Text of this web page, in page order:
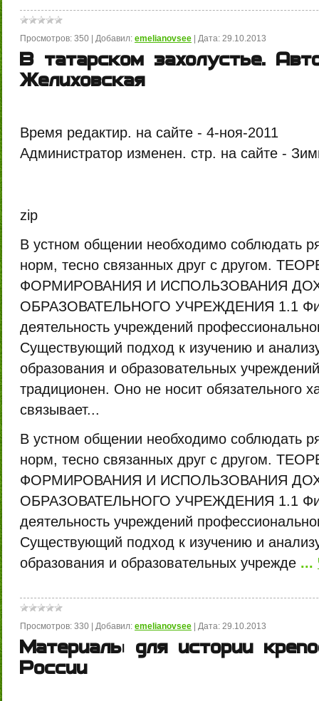
Просмотров: 350 Добавил: emelianovsee Дата: 29.10.2013
В татарском захолустье.
Желиховская
Время редактир. на сайте - 4-ноя-2011
Администратор изменен. стр. на сайте -
zip
В устном общении необходимо соблюдать
норм, тесно связанных друг с другом.
ФОРМИРОВАНИЯ И ИСПОЛЬЗОВАНИЯ
ОБРАЗОВАТЕЛЬНОГО УЧРЕЖДЕНИЯ 1.1
деятельность учреждений
Существующий подход к изучению и
образования и образовательных
традиционен. Оно не носит обязательного
связывает...
В устном общении необходимо соблюдать
норм, тесно связанных друг с другом.
ФОРМИРОВАНИЯ И ИСПОЛЬЗОВАНИЯ
ОБРАЗОВАТЕЛЬНОГО УЧРЕЖДЕНИЯ 1.1
деятельность учреждений
Существующий подход к изучению и
образования и образовательных учрежде ...
Просмотров: 330 Добавил: emelianovsee Дата: 29.10.2013
Материалы для истории
России